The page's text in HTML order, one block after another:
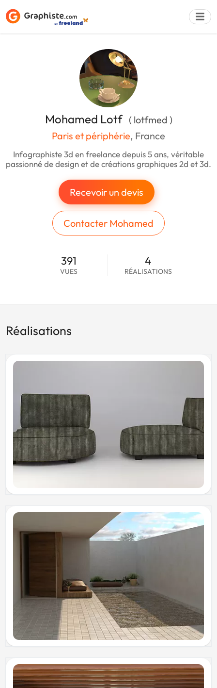
Mohamed Lotf ( lotfmed )
Paris et périphérie, France
Infographiste 3d en freelance depuis 5 ans, véritable
passionné de design et de créations graphiques 2d et 3d.
Recevoir un devis
Contacter Mohamed
391
VUES
4
RÉALISATIONS
Réalisations